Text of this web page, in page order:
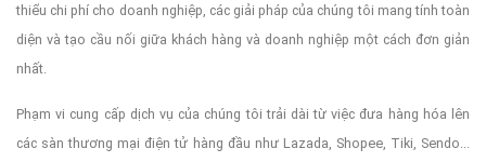
thiểu chi phí cho doanh nghiệp, các giải pháp của chúng tôi mang tính toàn
diện và tạo cầu nối giữa khách hàng và doanh nghiệp một cách đơn giản
nhất.
Phạm vi cung cấp dịch vụ của chúng tôi trải dài từ việc đưa hàng hóa lên
các sàn thương mại điện tử hàng đầu như Lazada, Shopee, Tiki, Sendo...